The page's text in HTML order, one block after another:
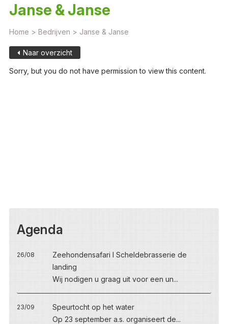
Janse & Janse
Home > Bedrijven > Janse & Janse
Naar overzicht
Sorry, but you do not have permission to view this content.
Agenda
26/08
Zeehondensafari I Scheldebrasserie de
landing
Wij nodigen u graag uit voor een un...
23/09
Speurtocht op het water
Op 23 september a.s. organiseert de...